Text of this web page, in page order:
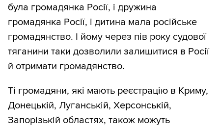
була громадянка Росії, і дружина
громадянка Росії, і дитина мала російське
громадянство. І йому через пів року судової
тяганини таки дозволили залишитися в Росії
й отримати громадянство.
Ті громадяни, які мають реєстрацію в Криму,
Донецькій, Луганській, Херсонській,
Запорізькій областях, також можуть